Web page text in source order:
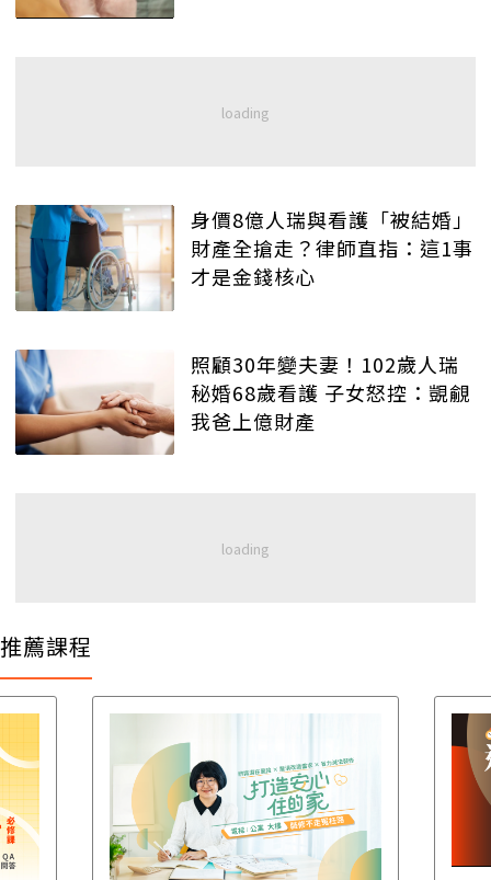
身價8億人瑞與看護「被結婚」
財產全搶走？律師直指：這1事
才是金錢核心
照顧30年變夫妻！102歲人瑞
秘婚68歲看護 子女怒控：覬覦
我爸上億財產
推薦課程